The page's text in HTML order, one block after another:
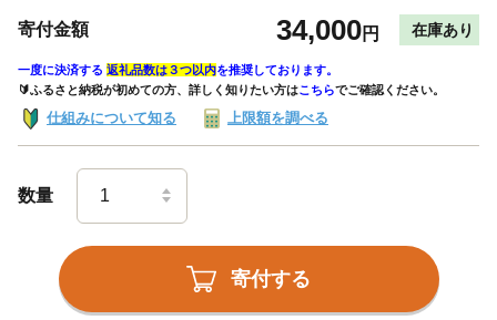
寄付金額 34,000円 在庫あり
一度に決済する 返礼品数は３つ以内を推奨しております。
🔰ふるさと納税が初めての方、詳しく知りたい方はこちらでご確認ください。
仕組みについて知る 上限額を調べる
数量
寄付する